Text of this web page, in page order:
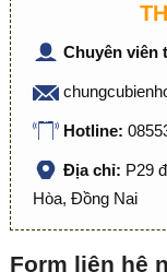
Chuyên viên
Hotline:
Địa chỉ: P29
Hòa, Đồng Nai
Form liên hệ